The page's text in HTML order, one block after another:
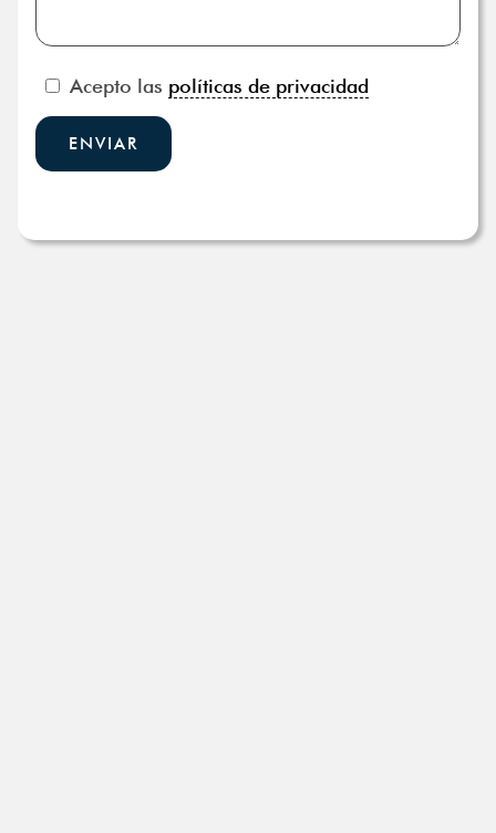
Acepto las políticas de privacidad